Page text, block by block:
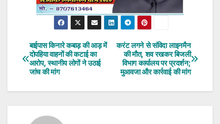
Post
navigation
करंट लगने से संविदा लाइनमैन
की मौत, शव रखकर बिजली
विभाग कार्यालय पर प्रदर्शन;
मुआवजा और कार्रवाई की मांग
बाईपास किनारे कबाड़ की आड़ में
दोपहिया वाहनों की कटाई का
आरोप, स्थानीय लोगों ने उठाई
जांच की मांग